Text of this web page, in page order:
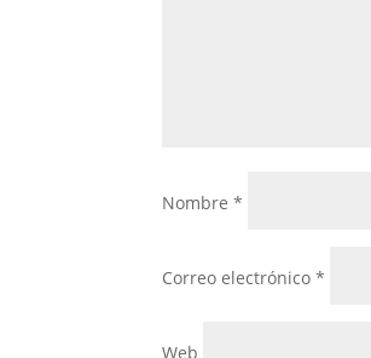
Nombre*
Correo electrónico*
Web